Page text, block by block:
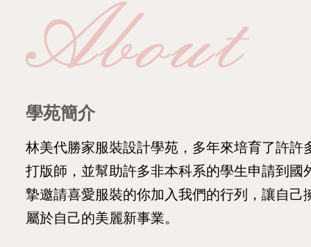
學苑簡介
林美代勝家服裝設計學苑，多年來培育了許許
打版師，並幫助許多非本科系的學生申請到國
摯邀請喜愛服裝的你加入我們的行列，讓自己
屬於自己的美麗新事業。